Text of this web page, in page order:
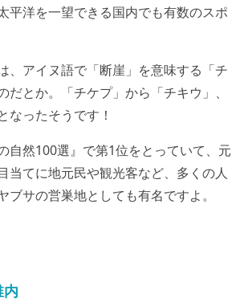
平洋を一望できる国内でも有数のスポ
、アイヌ語で「断崖」を意味する「チ
だとか。「チケプ」から「チキウ」、
なったそうです！
自然100選』で第1位をとっていて、元
当てに地元民や観光客など、多くの人
ブサの営巣地としても有名ですよ。